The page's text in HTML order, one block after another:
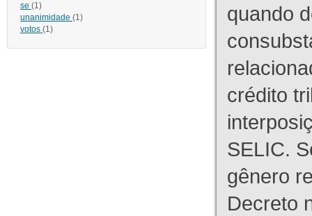
se (1)
unanimidade (1)
votos (1)
quando
crédito
SELIC.
gênero
Decreto